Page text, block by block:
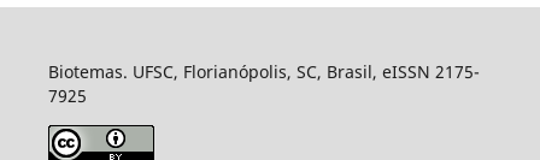
Biotemas. UFSC, Florianópolis, SC, Brasil, eISSN 2175-
7925